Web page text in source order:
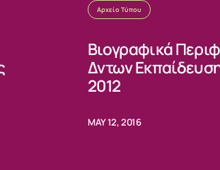
Αρχείο Τύπου
Βιογραφικά
Δντων
2012
MAY 12, 2016